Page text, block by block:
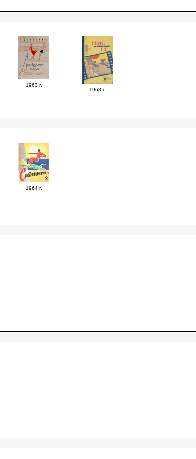
1963 г.
1963 г.
1964 г.